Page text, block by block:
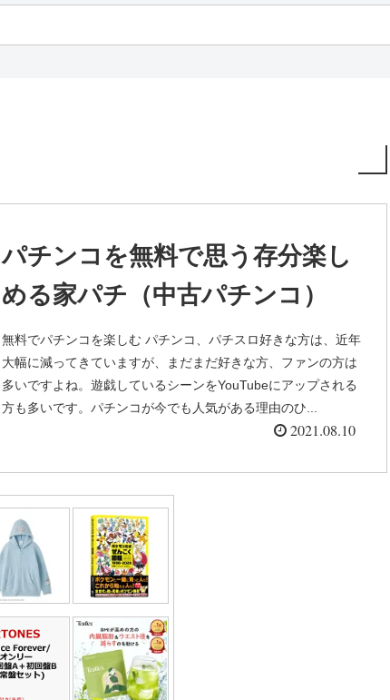
パチンコを無料で思う存分楽し
める家パチ（中古パチンコ）
無料でパチンコを楽しむ パチンコ、パチスロ好きな方は、近年
大幅に減ってきていますが、まだまだ好きな方、ファンの方は
多いですよね。遊戯しているシーンをYouTubeにアップされる
方も多いです。パチンコが今でも人気がある理由のひ...
2021.08.10